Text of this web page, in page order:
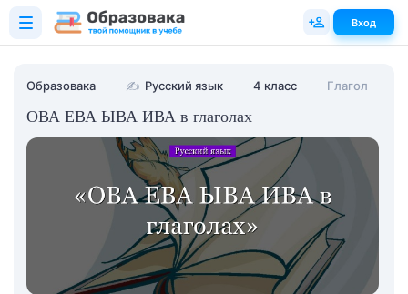
Образовака ✍ Русский язык 4 класс Глагол
ОВА ЕВА ЫВА ИВА в глаголах
Вход